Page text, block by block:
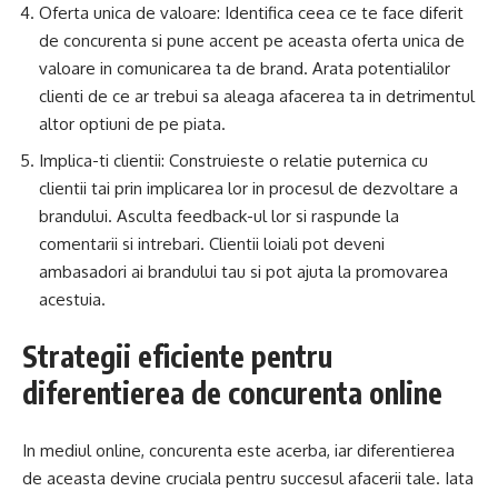
Oferta unica de valoare: Identifica ceea ce te face diferit
de concurenta si pune accent pe aceasta oferta unica de
valoare in comunicarea ta de brand. Arata potentialilor
clienti de ce ar trebui sa aleaga afacerea ta in detrimentul
altor optiuni de pe piata.
Implica-ti clientii: Construieste o relatie puternica cu
clientii tai prin implicarea lor in procesul de dezvoltare a
brandului. Asculta feedback-ul lor si raspunde la
comentarii si intrebari. Clientii loiali pot deveni
ambasadori ai brandului tau si pot ajuta la promovarea
acestuia.
Strategii eficiente pentru
diferentierea de concurenta online
In mediul online, concurenta este acerba, iar diferentierea
de aceasta devine cruciala pentru succesul afacerii tale. Iata